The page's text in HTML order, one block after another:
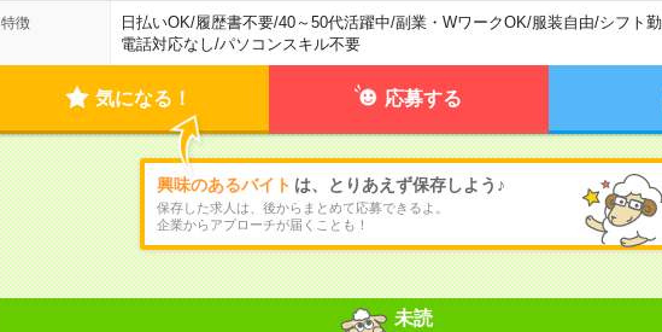
特徴 日払いOK/履歴書不要/40～50代活躍中/副業・WワークOK/服装自由/シフト
電話対応なし/パソコンスキル不要
気になる！ 応募する
興味のあるバイト は、とりあえず保存しよう♪
保存した求人は、後からまとめて応募できるよ。
企業からアプローチが届くことも！
未読